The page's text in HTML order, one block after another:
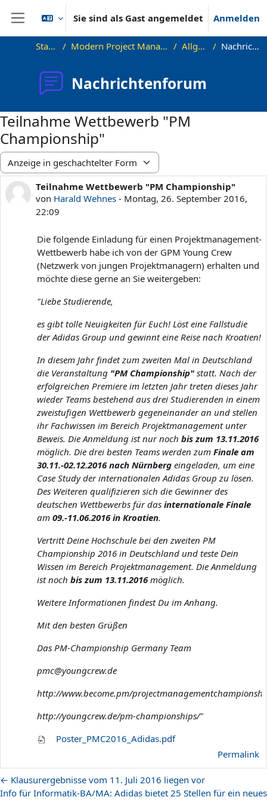
Zum Hauptinhalt
Website-Übersicht
Sie sind als Gast angemeldet Anmelden
Startseite Modern Project Management in ICT, HUST Allgemeines Nachrichtenforum
Nachrichtenforum
Teilnahme Wettbewerb "PM
Championship"
Anzeigemodus
Teilnahme Wettbewerb "PM Championship"
von Harald Wehnes- Montag, 26. September 2016,
22:09
Anzahl Antworten: 0
Die folgende Einladung für einen Projektmanagement-
Wettbewerb habe ich von der GPM Young Crew
(Netzwerk von jungen Projektmanagern) erhalten und
möchte diese gerne an Sie weitergeben:
"Liebe Studierende,
es gibt tolle Neuigkeiten für Euch! Löst eine Fallstudie
der Adidas Group und gewinnt eine Reise nach Kroatien!
In diesem Jahr findet zum zweiten Mal in Deutschland
die Veranstaltung "PM Championship" statt. Nach der
erfolgreichen Premiere im letzten Jahr treten dieses Jahr
wieder Teams bestehend aus drei Studierenden in einem
zweistufigen Wettbewerb gegeneinander an und stellen
ihr Fachwissen im Bereich Projektmanagement unter
Beweis. Die Anmeldung ist nur noch bis zum 13.11.2016
möglich. Die drei besten Teams werden zum Finale am
30.11.-02.12.2016 nach Nürnberg eingeladen, um eine
Case Study der internationalen Adidas Group zu lösen.
Des Weiteren qualifizieren sich die Gewinner des
deutschen Wettbewerbs für das internationale Finale
am 09.-11.06.2016 in Kroatien.
Vertritt Deine Hochschule bei den zweiten PM
Championship 2016 in Deutschland und teste Dein
Wissen im Bereich Projektmanagement. Die Anmeldung
ist noch bis zum 13.11.2016möglich.
Weitere Informationen findest Du im Anhang.
Mit den besten Grüßen
Das PM-Championship Germany Team
pmc@youngcrew.de
http://www.become.pm/
http://youngcrew.de/pm-championships/"
Poster_PMC2016_Adidas.pdf
Permalink
← Klausurergebnisse vom 11. Juli 2016 liegen vor
Info für Informatik-BA/MA: Adidas bietet 25 Stellen für ein neues